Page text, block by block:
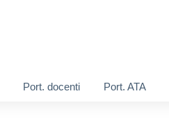
Port. docenti Port. ATA